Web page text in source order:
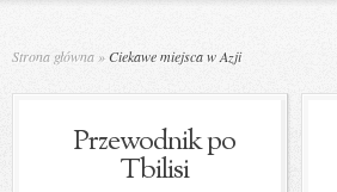
Strona główna »Ciekawe miejsca w Azji
Przewodnik po
Tbilisi